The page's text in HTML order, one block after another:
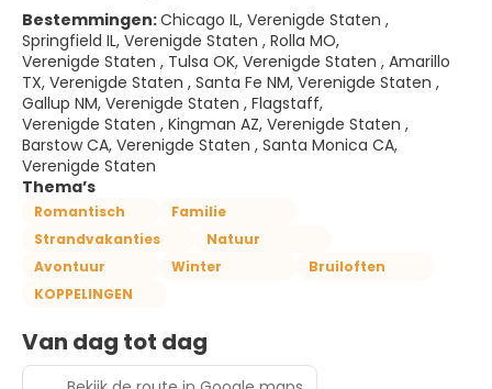
Bestemmingen:Chicago IL, Verenigde Staten ,
Springfield IL, Verenigde Staten , Rolla MO,
Verenigde Staten , Tulsa OK, Verenigde Staten , Amarillo
TX, Verenigde Staten , Santa Fe NM, Verenigde Staten ,
Gallup NM, Verenigde Staten , Flagstaff,
Verenigde Staten , Kingman AZ, Verenigde Staten ,
Barstow CA, Verenigde Staten , Santa Monica CA,
Verenigde Staten
Thema’s
Romantisch
Familie
Strandvakanties
Natuur
Avontuur
Winter
Bruiloften
KOPPELINGEN
Van dag tot dag